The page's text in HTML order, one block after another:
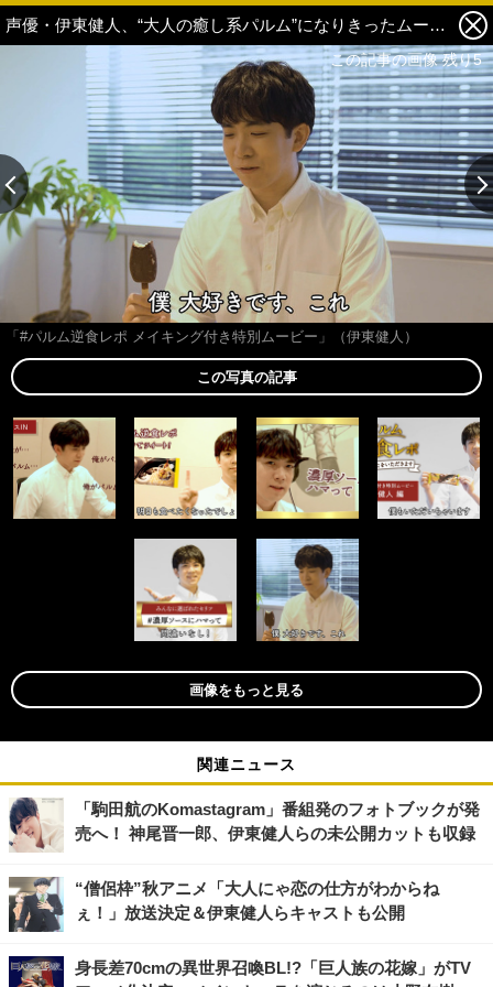
声優・伊東健人、“大人の癒し系パルム”になりきったムービー公開「癒してあげたいと思います」ウインクシーンも収録♪ 6枚目の写真・画像
「#パルム逆食レポ メイキング付き特別ムービー」（伊東健人）
この写真の記事
画像をもっと見る
関連ニュース
「駒田航のKomastagram」番組発のフォトブックが発
売へ！ 神尾晋一郎、伊東健人らの未公開カットも収録
“僧侶枠”秋アニメ「大人にゃ恋の仕方がわからね
ぇ！」放送決定＆伊東健人らキャストも公開
身長差70cmの異世界召喚BL!?「巨人族の花嫁」がTV
この記事の画像 残り5